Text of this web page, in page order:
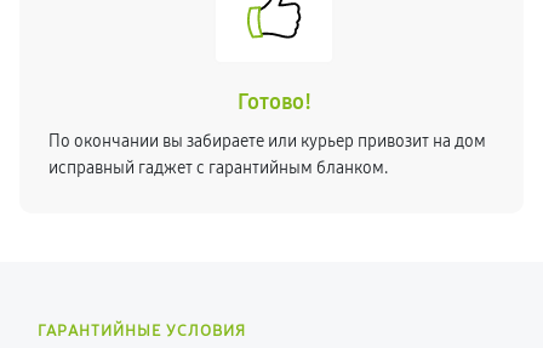
Готово!
По окончании вы забираете или курьер привозит на дом
исправный гаджет с гарантийным бланком.
ГАРАНТИЙНЫЕ УСЛОВИЯ